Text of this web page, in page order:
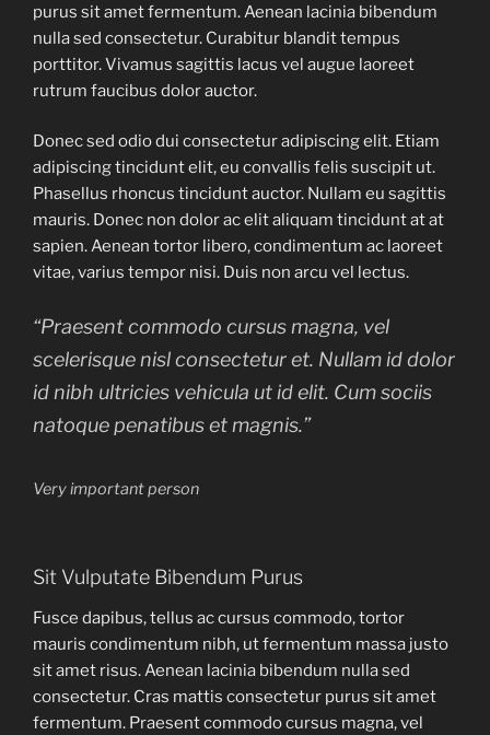
purus sit amet fermentum. Aenean lacinia bibendum
nulla sed consectetur. Curabitur blandit tempus
porttitor. Vivamus sagittis lacus vel augue laoreet
rutrum faucibus dolor auctor.
Donec sed odio dui consectetur adipiscing elit. Etiam
adipiscing tincidunt elit, eu convallis felis suscipit ut.
Phasellus rhoncus tincidunt auctor. Nullam eu sagittis
mauris. Donec non dolor ac elit aliquam tincidunt at at
sapien. Aenean tortor libero, condimentum ac laoreet
vitae, varius tempor nisi. Duis non arcu vel lectus.
“Praesent commodo cursus magna, vel
scelerisque nisl consectetur et. Nullam id dolor
id nibh ultricies vehicula ut id elit. Cum sociis
natoque penatibus et magnis.”
Very important person
Sit Vulputate Bibendum Purus
Fusce dapibus, tellus ac cursus commodo, tortor
mauris condimentum nibh, ut fermentum massa justo
sit amet risus. Aenean lacinia bibendum nulla sed
consectetur. Cras mattis consectetur purus sit amet
fermentum. Praesent commodo cursus magna, vel